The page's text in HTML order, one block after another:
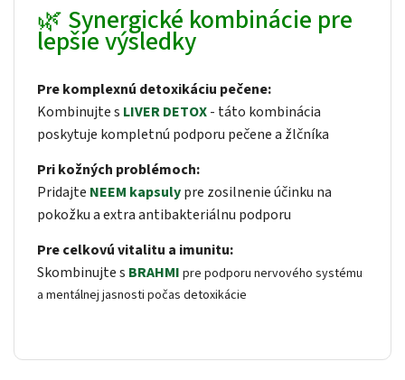
🌿 Synergické kombinácie pre
lepšie výsledky
Pre komplexnú detoxikáciu pečene:
Kombinujte s LIVER DETOX- táto kombinácia
poskytuje kompletnú podporu pečene a žlčníka
Pri kožných problémoch:
Pridajte NEEM kapsulypre zosilnenie účinku na
pokožku a extra antibakteriálnu podporu
Pre celkovú vitalitu a imunitu:
Skombinujte s BRAHMI pre podporu nervového systému
a mentálnej jasnosti počas detoxikácie